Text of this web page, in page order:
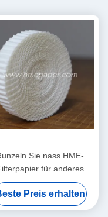
Sie nass HME-
für anderes
Comsumables
Preis erhalten